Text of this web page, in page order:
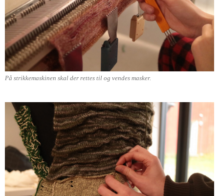
På strikkemaskinen skal der rettes til og vendes masker.